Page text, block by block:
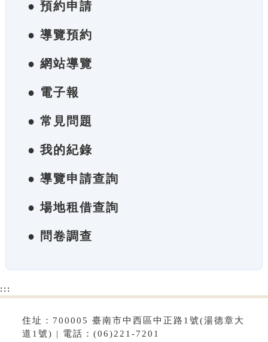
● 預約申請
● 導覽預約
● 網站導覽
● 電子報
● 常見問題
● 我的紀錄
● 導覽申請查詢
● 場地租借查詢
● 問卷調查
:::
住址：700005 臺南市中西區中正路1號(湯德章大
道1號) | 電話：(06)221-7201